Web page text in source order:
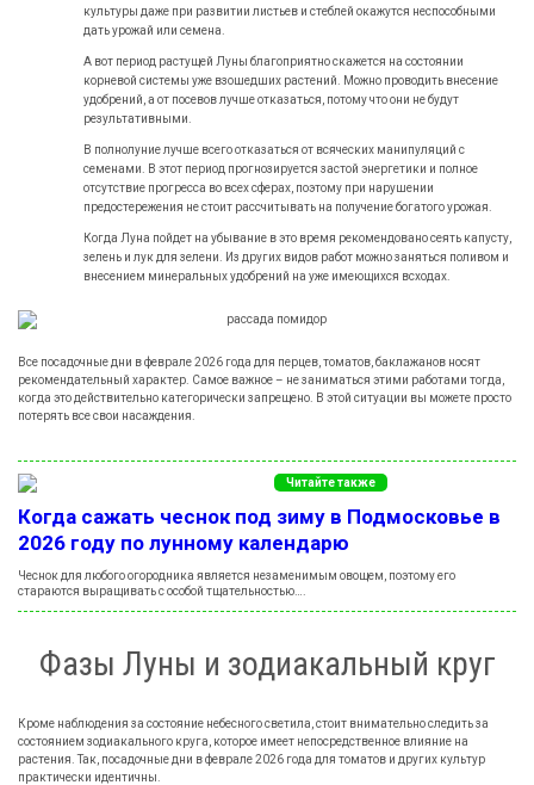
культуры даже при развитии листьев и стеблей окажутся неспособными
дать урожай или семена.
А вот период растущей Луны благоприятно скажется на состоянии
корневой системы уже взошедших растений. Можно проводить внесение
удобрений, а от посевов лучше отказаться, потому что они не будут
результативными.
В полнолуние лучше всего отказаться от всяческих манипуляций с
семенами. В этот период прогнозируется застой энергетики и полное
отсутствие прогресса во всех сферах, поэтому при нарушении
предостережения не стоит рассчитывать на получение богатого урожая.
Когда Луна пойдет на убывание в это время рекомендовано сеять капусту,
зелень и лук для зелени. Из других видов работ можно заняться поливом и
внесением минеральных удобрений на уже имеющихся всходах.
Все посадочные дни в феврале2026 года для перцев, томатов, баклажанов носят
рекомендательный характер. Самое важное – не заниматься этими работами тогда,
когда это действительно категорически запрещено. В этой ситуации вы можете просто
потерять все свои насаждения.
Читайте также
Когда сажать чеснок под зиму в Подмосковье в
2026 году по лунному календарю
Чеснок для любого огородника является незаменимым овощем, поэтому его
стараются выращивать с особой тщательностью….
Фазы Луны и зодиакальный круг
Кроме наблюдения за состояние небесного светила, стоит внимательно следить за
состоянием зодиакального круга, которое имеет непосредственное влияние на
растения. Так, посадочные дни в феврале2026 года для томатов и других культур
практически идентичны.